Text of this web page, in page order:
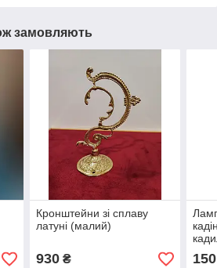
замовляють
Кронштейни зі сплаву
латуні (малий)
930₴ 150